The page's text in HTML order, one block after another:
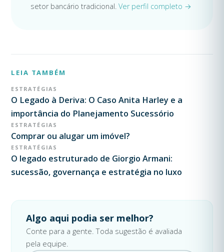
setor bancário tradicional. Ver perfil completo →
LEIA TAMBÉM
ESTRATÉGIAS
O Legado à Deriva: O Caso Anita Harley e a
importância do Planejamento Sucessório
ESTRATÉGIAS
Comprar ou alugar um imóvel?
ESTRATÉGIAS
O legado estruturado de Giorgio Armani:
sucessão, governança e estratégia no luxo
Algo aqui podia ser melhor?
Conte para a gente. Toda sugestão é avaliada
pela equipe.